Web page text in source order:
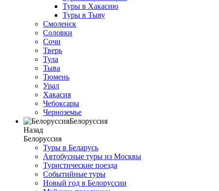
Туры в Хакасию
Туры в Тыву
Смоленск
Соловки
Сочи
Тверь
Тула
Тыва
Тюмень
Урал
Хакасия
Чебоксары
Черноземье
Белоруссия
Назад
Белоруссия
Туры в Беларусь
Автобусные туры из Москвы
Туристические поезда
Событийные туры
Новый год в Белоруссии